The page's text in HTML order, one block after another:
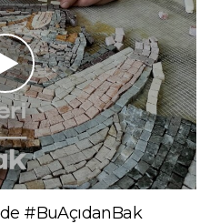
#BuAçıdanBak